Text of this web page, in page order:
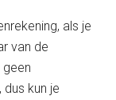
als je
van de
kun je